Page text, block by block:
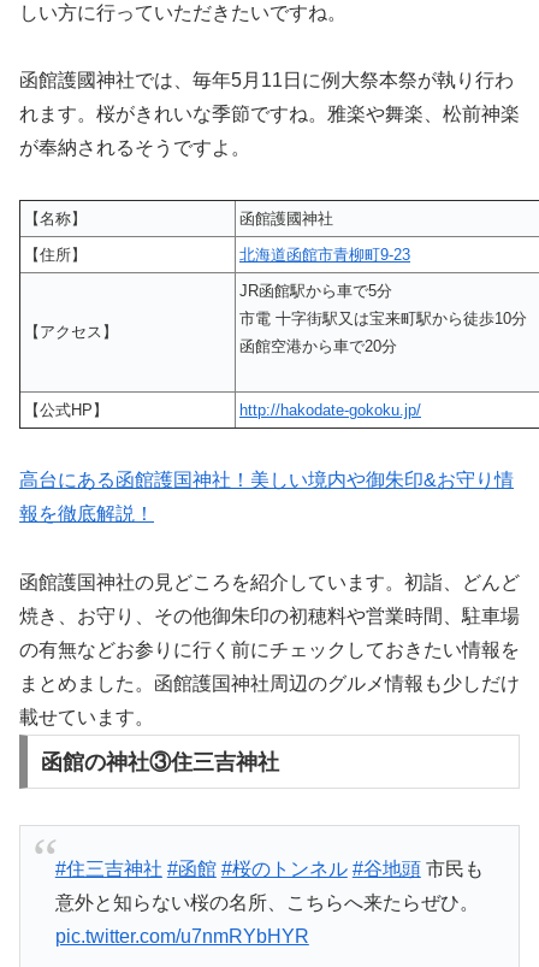
しい方に行っていただきたいですね。
函館護國神社では、毎年5月11日に例大祭本祭が執り行わ
れます。桜がきれいな季節ですね。雅楽や舞楽、松前神楽
が奉納されるそうですよ。
【名称】
函館護國神社
【住所】
北海道函館市青柳町9-23
【アクセス】
JR函館駅から車で5分
市電 十字街駅又は宝来町駅から徒歩10分
函館空港から車で20分
【公式HP】 http://hakodate-gokoku.jp/
高台にある函館護国神社！美しい境内や御朱印&お守り情
報を徹底解説！
函館護国神社の見どころを紹介しています。初詣、どんど
焼き、お守り、その他御朱印の初穂料や営業時間、駐車場
の有無などお参りに行く前にチェックしておきたい情報を
まとめました。函館護国神社周辺のグルメ情報も少しだけ
載せています。
函館の神社③住三吉神社
#住三吉神社 #函館 #桜のトンネル #谷地頭市民も
意外と知らない桜の名所、こちらへ来たらぜひ。
pic.twitter.com/u7nmRYbHYR